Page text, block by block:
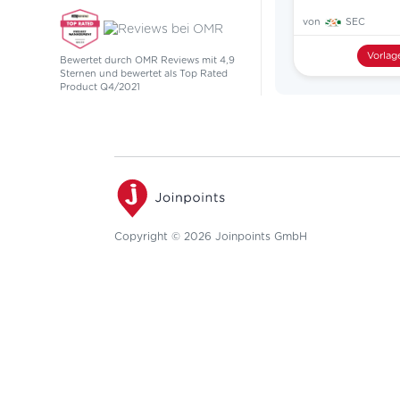
Bewertet durch OMR Reviews mit 4,9
Sternen und bewertet als Top Rated
Product Q4/2021
von SEC
Copyright © 2026 Joinpoints GmbH